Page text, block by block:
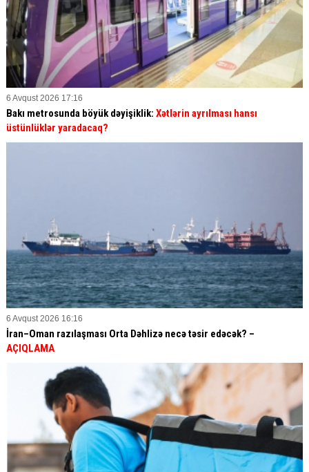
6 Avqust 2026 17:16
Bakı metrosunda böyük dəyişiklik: Xətlərin ayrılması hansı
üstünlüklər yaradacaq?
6 Avqust 2026 16:16
İran–Oman razılaşması Orta Dəhlizə necə təsir edəcək? –
AÇIQLAMA